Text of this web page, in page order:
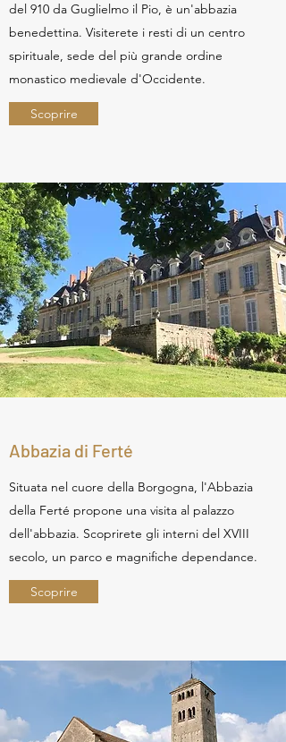
del 910 da Guglielmo il Pio, è un'abbazia
benedettina. Visiterete i resti di un centro
spirituale, sede del più grande ordine
monastico medievale d'Occidente.
Scoprire
Abbazia di Ferté
Situata nel cuore della Borgogna, l'Abbazia
della Ferté propone una visita al palazzo
dell'abbazia. Scoprirete gli interni del XVIII
secolo, un parco e magnifiche dependance.
Scoprire